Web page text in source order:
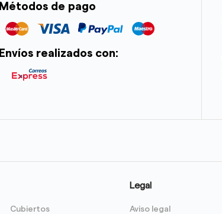
Métodos de pago
Envíos realizados con:
Cubiertos
Legal
Aviso legal